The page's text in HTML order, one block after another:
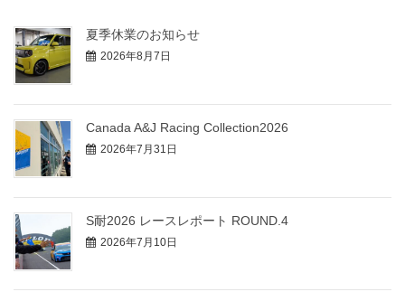
夏季休業のお知らせ
2026年8月7日
Canada A&J Racing Collection2026
2026年7月31日
S耐2026 レースレポート ROUND.4
2026年7月10日